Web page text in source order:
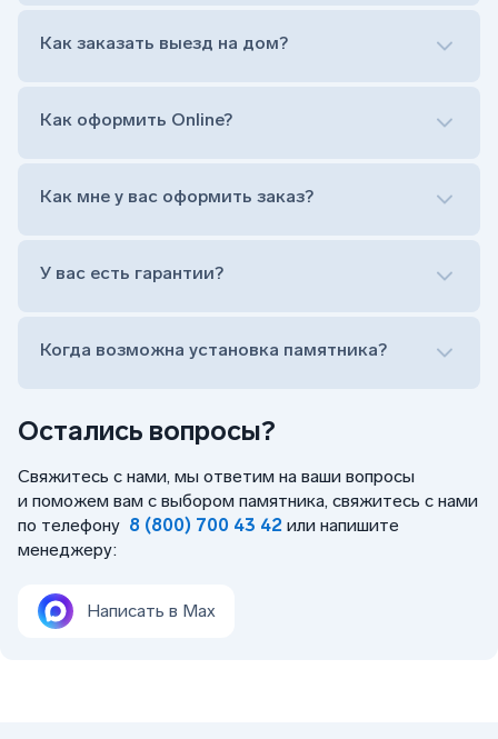
Остались вопросы?
Свяжитесь с нами, мы ответим на ваши вопросы
и поможем вам с выбором памятника, свяжитесь с нами
по телефону 8 (800) 700 43 42 или напишите
менеджеру:
Написать в Max
на символ веры или вовсе портрет не рисовать)
прописной)
Как заказать выезд на дом?
Оформить заказ удаленно (online)
Заказать бесплатный выезд менеджера на дом
Как оформить Online?
Оформить заказ удаленно (online)
Заказать бесплатный выезд менеджера на дом
Как мне у вас оформить заказ?
У вас есть гарантии?
Когда возможна установка памятника?